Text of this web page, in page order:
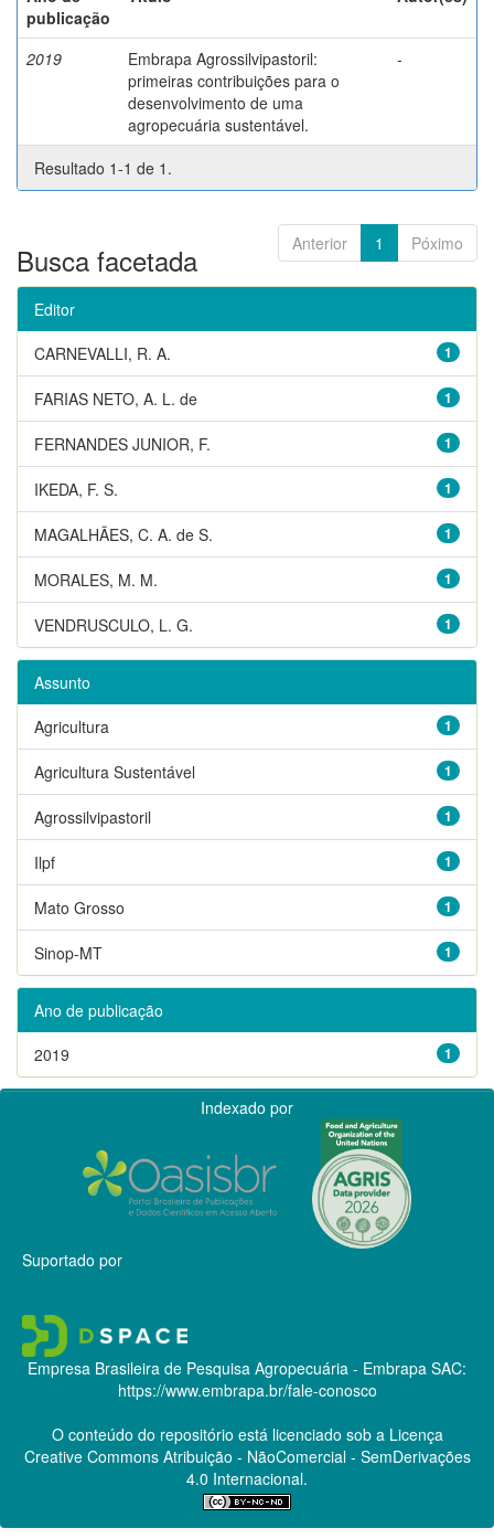
publicação
2019
Embrapa Agrossilvipastoril:
primeiras contribuições para o
desenvolvimento de uma
agropecuária sustentável.
-
Resultado 1-1 de 1.
Anterior 1 Póximo
Busca facetada
Editor
1
CARNEVALLI, R. A.
1
FARIAS NETO, A. L. de
1
FERNANDES JUNIOR, F.
1
IKEDA, F. S.
1
MAGALHÃES, C. A. de S.
1
MORALES, M. M.
1
VENDRUSCULO, L. G.
Assunto
1
Agricultura
1
Agricultura Sustentável
1
Agrossilvipastoril
1
Ilpf
1
Mato Grosso
1
Sinop-MT
Ano de publicação
1
2019
Indexado por
Suportado por
Empresa Brasileira de Pesquisa Agropecuária - Embrapa SAC:
https://www.embrapa.br/fale-conosco
O conteúdo do repositório está licenciado sob a Licença
Creative CommonsAtribuição - NãoComercial - SemDerivações
4.0 Internacional.